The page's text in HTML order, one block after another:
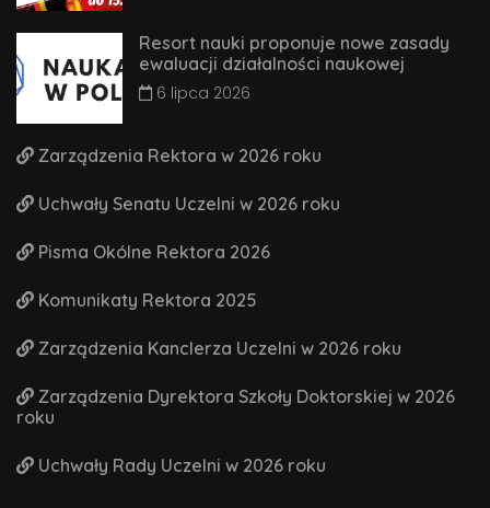
Resort nauki proponuje nowe zasady
ewaluacji działalności naukowej
6 lipca 2026
Zarządzenia Rektora w 2026 roku
Uchwały Senatu Uczelni w 2026 roku
Pisma Okólne Rektora 2026
Komunikaty Rektora 2025
Zarządzenia Kanclerza Uczelni w 2026 roku
Zarządzenia Dyrektora Szkoły Doktorskiej w 2026
roku
Uchwały Rady Uczelni w 2026 roku